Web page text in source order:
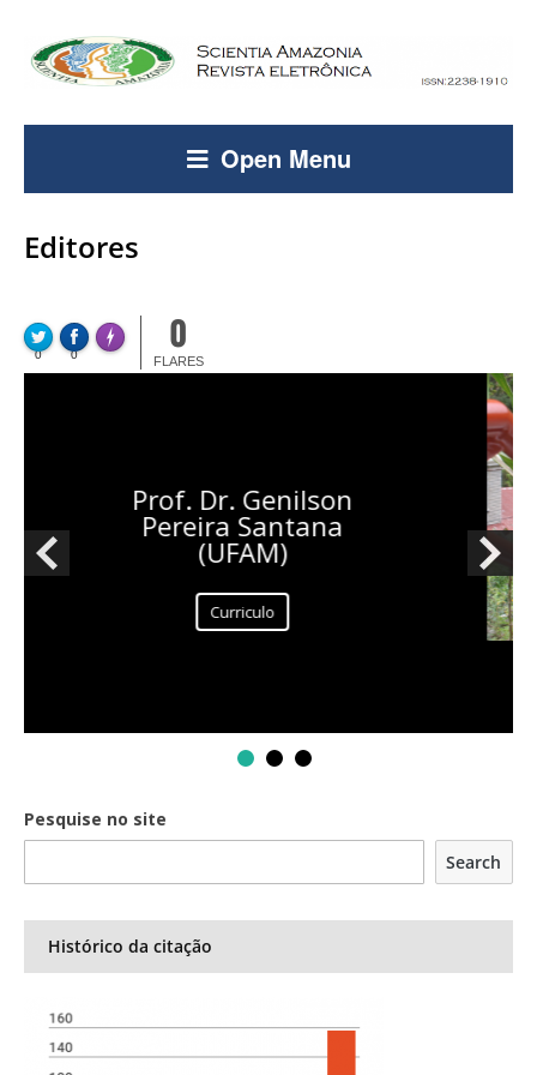
Open Menu
Editores
0 0
Made with FLARE
0
FLARES
Prof. Dr. Genilson
Pereira Santana
(UFAM)
Curriculo
Pesquise no site
Search
Histórico da citação